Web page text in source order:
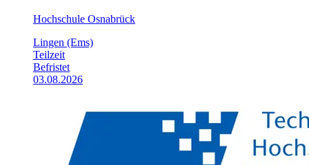
Hochschule Osnabrück
Lingen (Ems)
Teilzeit
Befristet
03.08.2026